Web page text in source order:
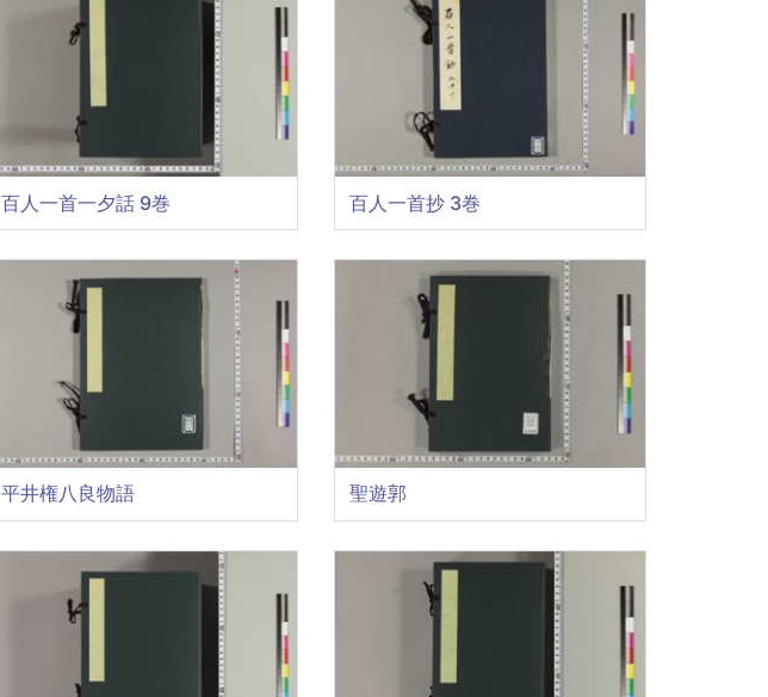
百人一首一夕話 9巻 百人一首抄 3巻
平井権八良物語 聖遊郭